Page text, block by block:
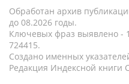
Обработан архив
до 08.2026 годы.
Ключевых фраз выявлено -
724415.
Создано именных
Редакция Индексной книги